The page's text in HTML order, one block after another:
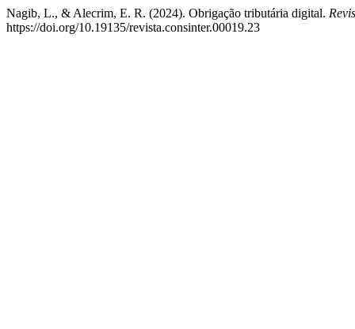
Nagib, L., & Alecrim, E. R. (2024). Obrigação tributária digital.
https://doi.org/10.19135/revista.consinter.00019.23